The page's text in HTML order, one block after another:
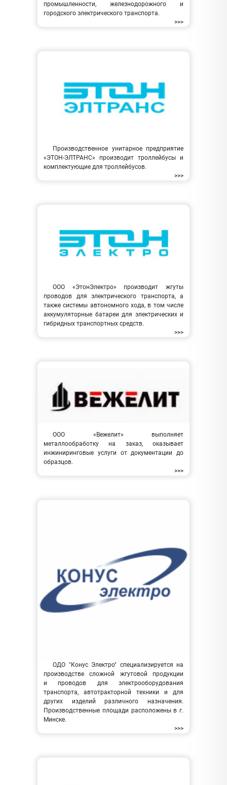
промышленности, железнодорожного и
городского электрического транспорта.
>>>
Производственное унитарное предприятие
«ЭТОН-ЭЛТРАНС» производит троллейбусы и
комплектующие для троллейбусов.
>>>
ООО «ЭтонЭлектро» производит жгуты
проводов для электрического транспорта, а
также системы автономного хода, в том числе
аккумуляторные батареи для электрических и
гибридных транспортных средств.
>>>
ООО «Вежелит» выполняет
металлообработку на заказ, оказывает
инжиниринговые услуги от документации до
образцов.
>>>
ОДО "Конус Электро" специализируется на
производстве сложной жгутовой продукции
и проводов для электрооборудования
транспорта, автотракторной техники и для
других изделий различного назначения.
Производственные площади расположены в г.
Минске.
>>>